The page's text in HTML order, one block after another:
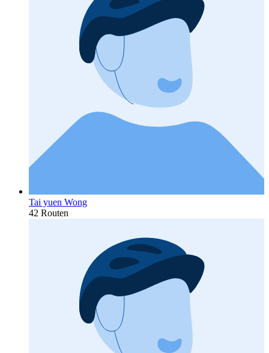
Tai yuen Wong
42 Routen